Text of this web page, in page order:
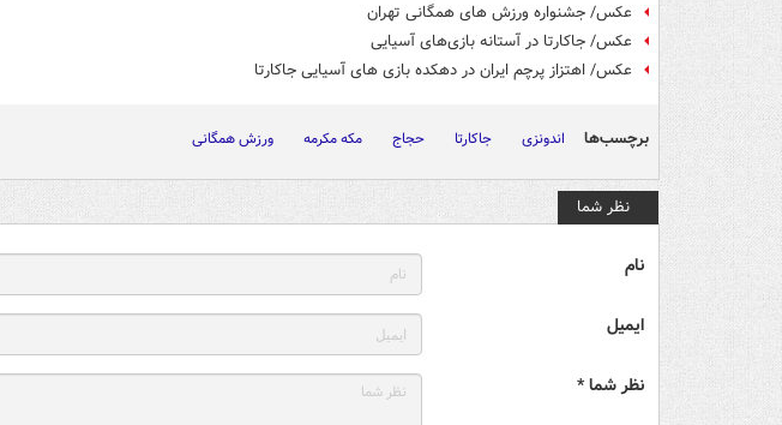
عکس/ جشنواره ورزش های همگانی تهران
عکس/ جاکارتا در آستانه بازی‌های آسیایی
عکس/ اهتزاز پرچم ایران در دهکده بازی های آسیایی جاکارتا
برچسب‌ها اندونزی جاکارتا حجاج مکه مکرمه ورزش همگانی
نظر شما
نام
ایمیل
نظر شما *